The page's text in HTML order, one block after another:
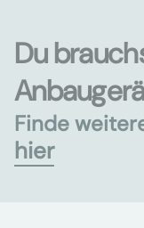
Du
Finde
hier